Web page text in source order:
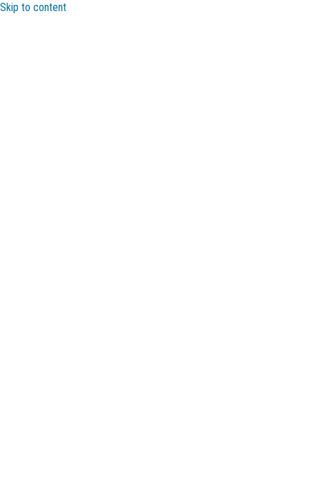
Skip to content